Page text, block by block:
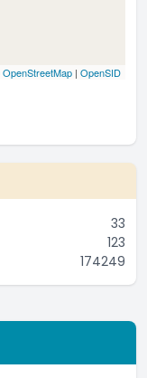
| OpenSID
33
123
174249